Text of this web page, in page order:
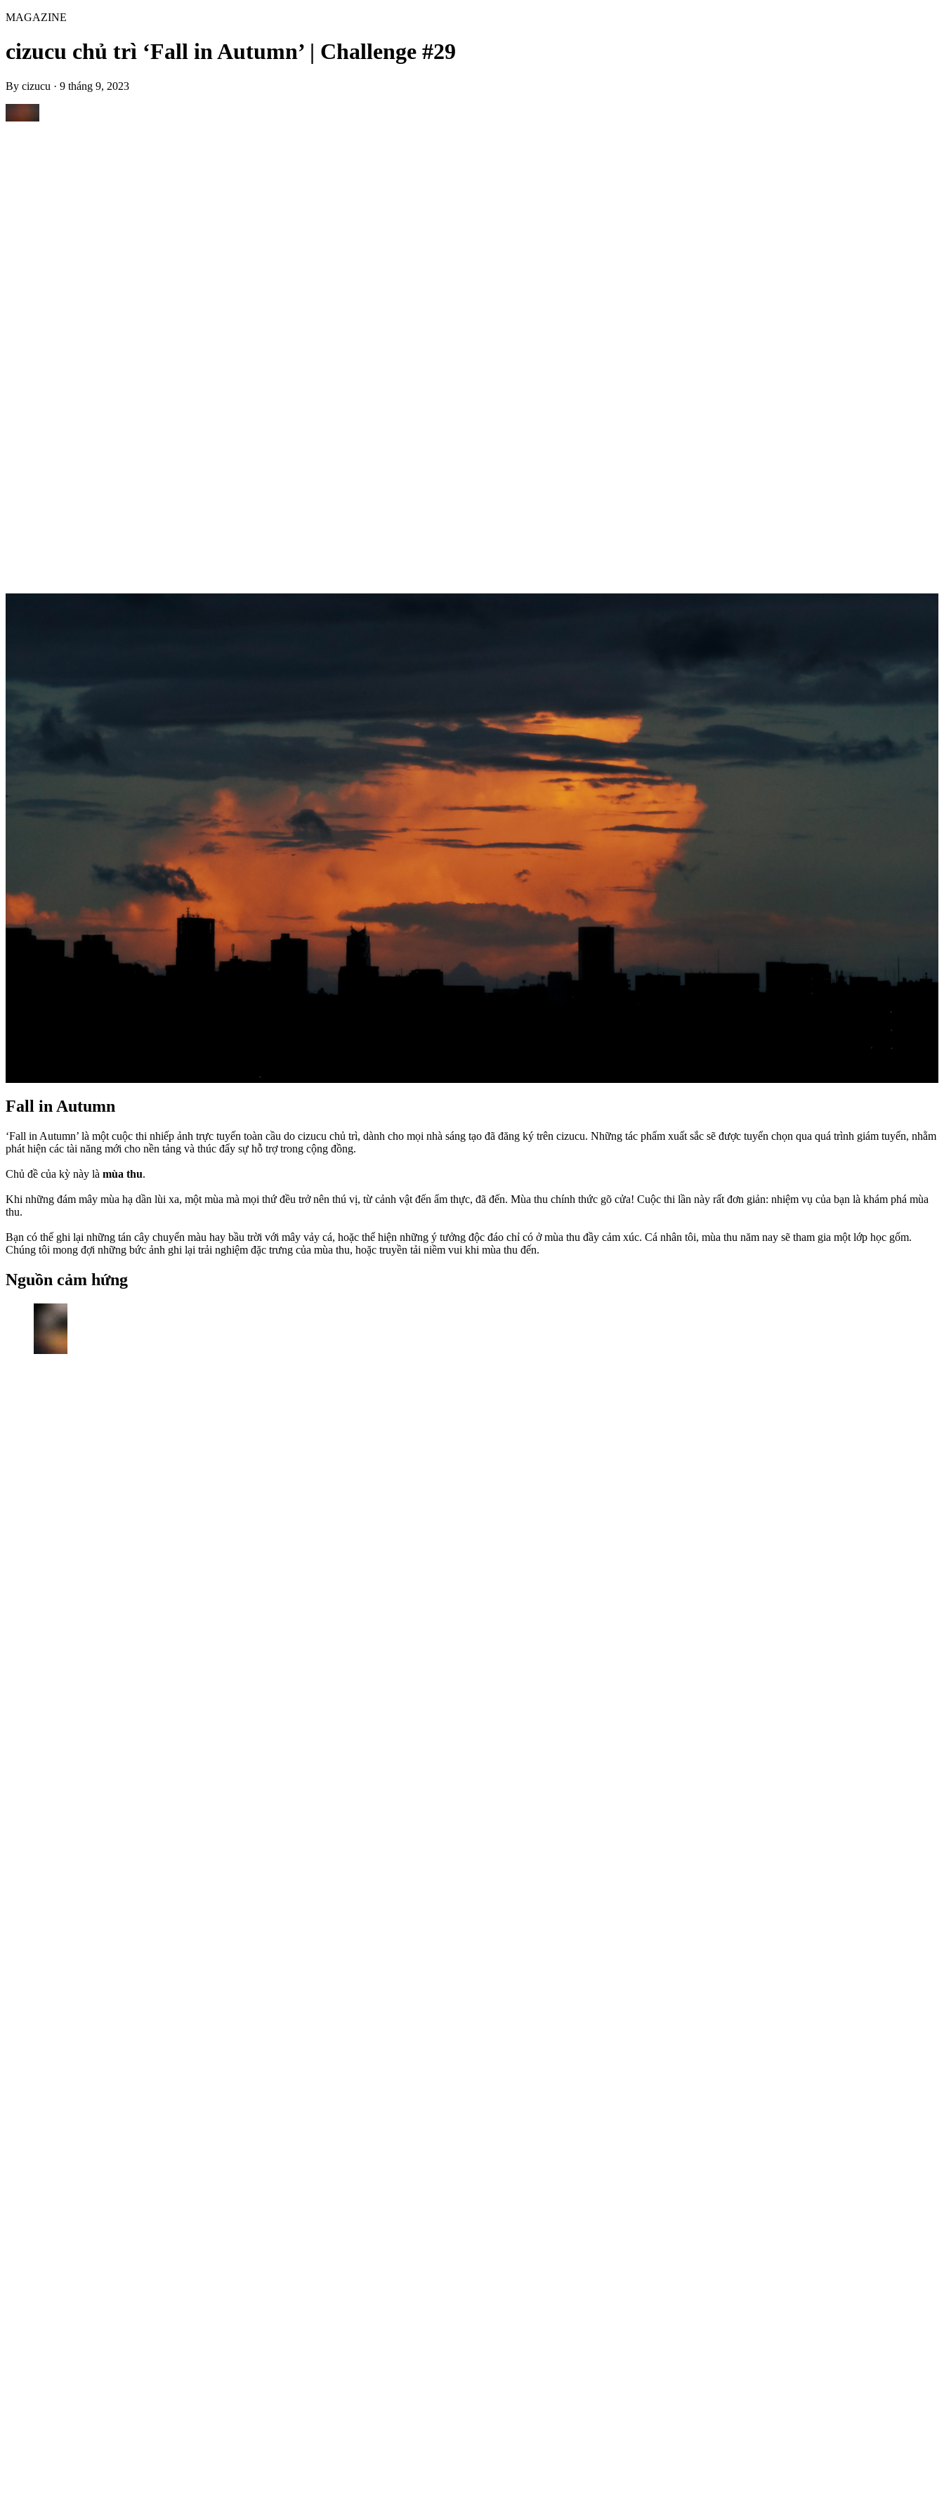
MAGAZINE
cizucu chủ trì ‘Fall in Autumn’ | Challenge #29
By cizucu · 9 tháng 9, 2023
Fall in Autumn
‘Fall in Autumn’ là một cuộc thi nhiếp ảnh trực tuyến toàn cầu do cizucu chủ trì, dành cho mọi nhà sáng tạo đã đăng ký trên cizucu. Những tác phẩm xuất sắc sẽ được tuyển chọn qua quá trình giám tuyển, nhằm
phát hiện các tài năng mới cho nền tảng và thúc đẩy sự hỗ trợ trong cộng đồng.
Chủ đề của kỳ này là mùa thu.
Khi những đám mây mùa hạ dần lùi xa, một mùa mà mọi thứ đều trở nên thú vị, từ cảnh vật đến ẩm thực, đã đến. Mùa thu chính thức gõ cửa! Cuộc thi lần này rất đơn giản: nhiệm vụ của bạn là khám phá mùa
thu.
Bạn có thể ghi lại những tán cây chuyển màu hay bầu trời với mây vảy cá, hoặc thể hiện những ý tưởng độc đáo chỉ có ở mùa thu đầy cảm xúc. Cá nhân tôi, mùa thu năm nay sẽ tham gia một lớp học gốm.
Chúng tôi mong đợi những bức ảnh ghi lại trải nghiệm đặc trưng của mùa thu, hoặc truyền tải niềm vui khi mùa thu đến.
Nguồn cảm hứng